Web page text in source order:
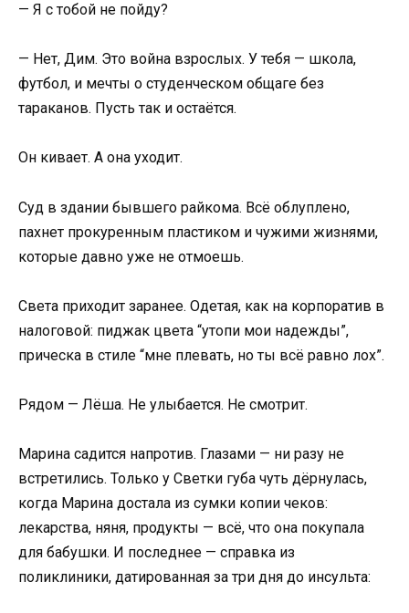
— Я с тобой не пойду?
— Нет, Дим. Это война взрослых. У тебя — школа,
футбол, и мечты о студенческом общаге без
тараканов. Пусть так и остаётся.
Он кивает. А она уходит.
Суд в здании бывшего райкома. Всё облуплено,
пахнет прокуренным пластиком и чужими жизнями,
которые давно уже не отмоешь.
Света приходит заранее. Одетая, как на корпоратив в
налоговой: пиджак цвета “утопи мои надежды”,
прическа в стиле “мне плевать, но ты всё равно лох”.
Рядом — Лёша. Не улыбается. Не смотрит.
Марина садится напротив. Глазами — ни разу не
встретились. Только у Светки губа чуть дёрнулась,
когда Марина достала из сумки копии чеков:
лекарства, няня, продукты — всё, что она покупала
для бабушки. И последнее — справка из
поликлиники, датированная за три дня до инсульта: